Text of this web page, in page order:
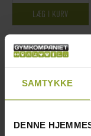
SAMTYKKE
DENNE
LÆG I KURV